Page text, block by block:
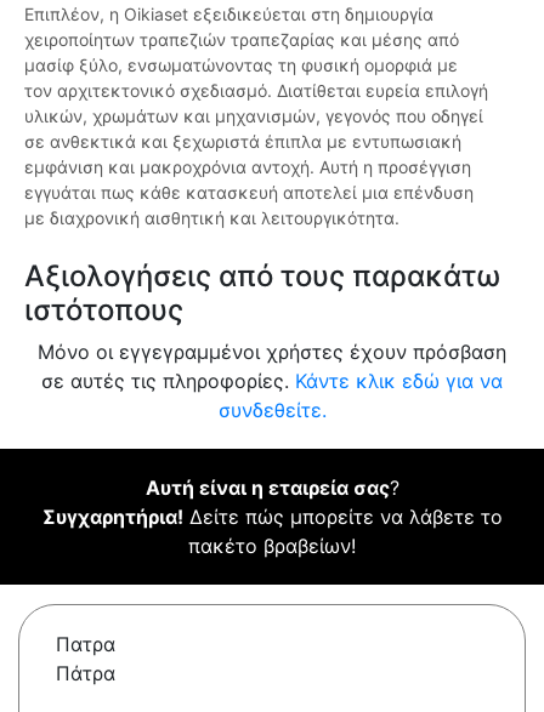
Επιπλέον, η Oikiaset εξειδικεύεται στη δημιουργία
χειροποίητων τραπεζιών τραπεζαρίας και μέσης από
μασίφ ξύλο, ενσωματώνοντας τη φυσική ομορφιά με
τον αρχιτεκτονικό σχεδιασμό. Διατίθεται ευρεία επιλογή
υλικών, χρωμάτων και μηχανισμών, γεγονός που οδηγεί
σε ανθεκτικά και ξεχωριστά έπιπλα με εντυπωσιακή
εμφάνιση και μακροχρόνια αντοχή. Αυτή η προσέγγιση
εγγυάται πως κάθε κατασκευή αποτελεί μια επένδυση
με διαχρονική αισθητική και λειτουργικότητα.
Αξιολογήσεις από τους παρακάτω
ιστότοπους
Μόνο οι εγγεγραμμένοι χρήστες έχουν πρόσβαση
σε αυτές τις πληροφορίες. Κάντε κλικ εδώ για να
συνδεθείτε.
Αυτή είναι η εταιρεία σας?
Συγχαρητήρια! Δείτε πώς μπορείτε να λάβετε το
πακέτο βραβείων!
Πατρα
Πάτρα